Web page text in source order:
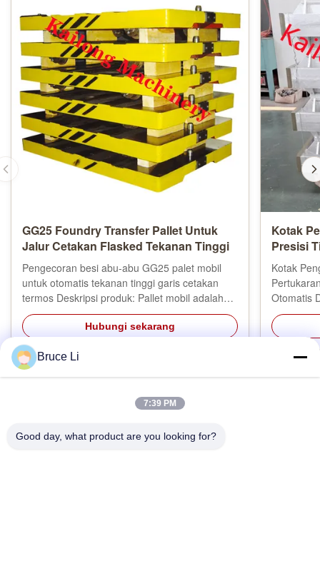
GG25 Foundry Transfer Pallet Untuk
Jalur Cetakan Flasked Tekanan Tinggi
Pengecoran besi abu-abu GG25 palet mobil
untuk otomatis tekanan tinggi garis cetakan
termos Deskripsi produk: Pallet mobil adalah
alat yang digunakan dalam pengecoran.Ketika
mesin cetak bekerja, mobil Pallet memiliki
empat roda, yang menggerakkan transportasi
kotak cetakan, mobil Pallet biasanya ...
Hubungi sekarang
Kotak
Presisi
Kotak
Otomatis
disebut
cetakan,
Kontrol KualitasHubungi KamiPermintaan Penawaran
Bruce Li
7:39 PM
Good day, what product are you looking for?